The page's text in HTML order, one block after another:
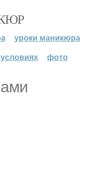
уроки маникюра
фото